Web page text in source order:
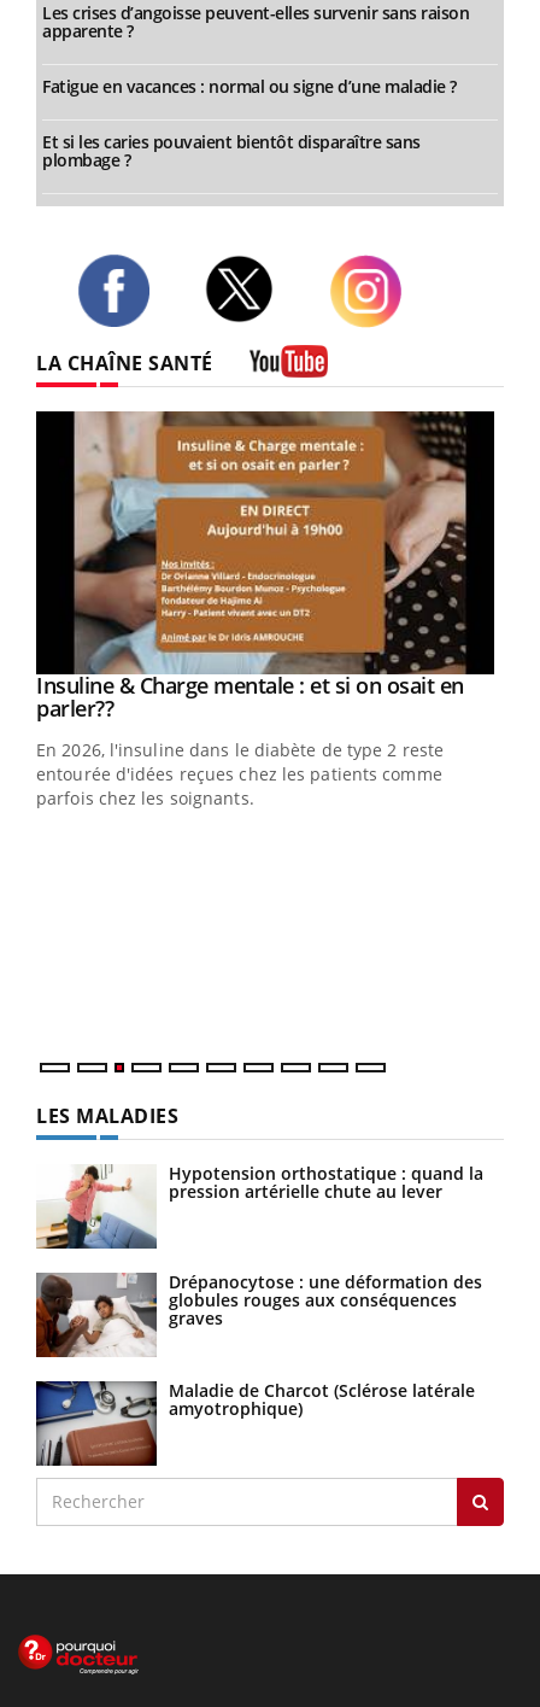
Les crises d’angoisse peuvent-elles survenir sans raison
apparente ?
Fatigue en vacances : normal ou signe d’une maladie ?
Et si les caries pouvaient bientôt disparaître sans
plombage ?
LA CHAÎNE SANTÉ
Youtube
Insuline & Charge mentale : et si on osait en
parler??Youtube
En 2026, l'insuline dans le diabète de type 2 reste
entourée d'idées reçues chez les patients comme
parfois chez les soignants.
LES MALADIES
Hypotension orthostatique : quand la
pression artérielle chute au lever
Drépanocytose : une déformation des
globules rouges aux conséquences
graves
Maladie de Charcot (Sclérose latérale
amyotrophique)